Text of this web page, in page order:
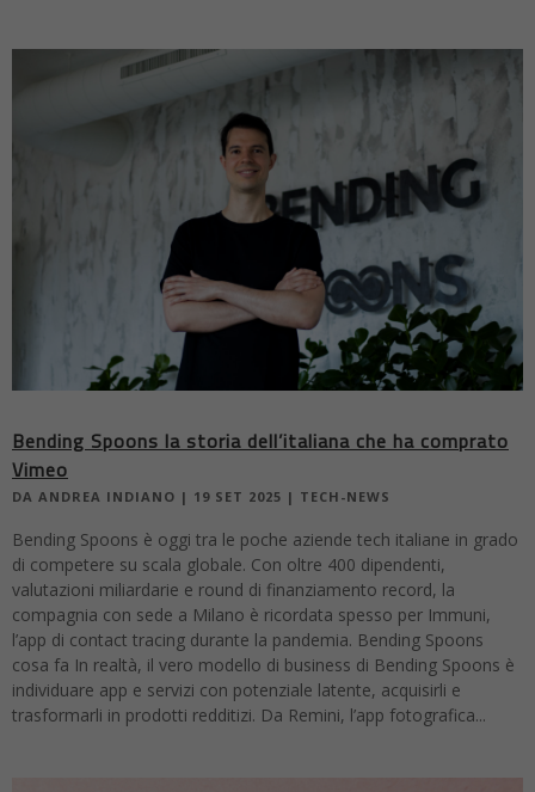
Bending Spoons la storia dell’italiana che ha comprato
Vimeo
DA ANDREA INDIANO | 19 SET 2025 | TECH-NEWS
Bending Spoons è oggi tra le poche aziende tech italiane in grado
di competere su scala globale. Con oltre 400 dipendenti,
valutazioni miliardarie e round di finanziamento record, la
compagnia con sede a Milano è ricordata spesso per Immuni,
l’app di contact tracing durante la pandemia. Bending Spoons
cosa fa In realtà, il vero modello di business di Bending Spoons è
individuare app e servizi con potenziale latente, acquisirli e
trasformarli in prodotti redditizi. Da Remini, l’app fotografica...